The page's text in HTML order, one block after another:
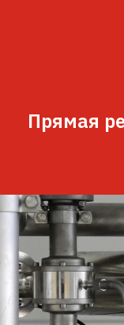
Прямая